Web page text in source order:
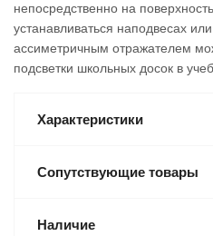
непосредственно на
устанавливаться наподвесах
ассиметричным отражателем
подсветки школьных досок в
Характеристики
Сопутствующие товары
Наличие